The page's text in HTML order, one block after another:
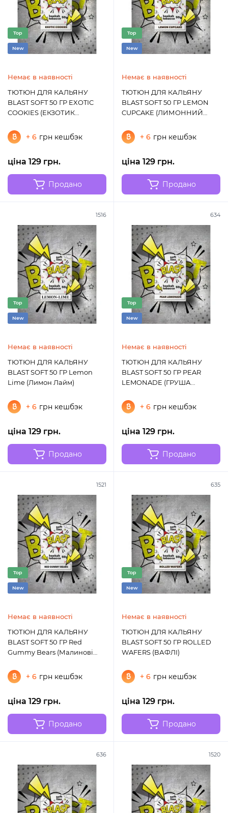
Top
New
Немає в наявності
ТЮТЮН ДЛЯ КАЛЬЯНУ
BLAST SOFT 50 ГР EXOTIC
COOKIES (ЕКЗОТИК
+ 6 грн кешбэк
ціна 129 грн.
Продано
Top
New
Немає в наявності
ТЮТЮН ДЛЯ КАЛЬЯНУ
BLAST SOFT 50 ГР LEMON
CUPCAKE (ЛИМОННИЙ
+ 6 грн кешбэк
ціна 129 грн.
Продано
1516
Top
New
Немає в наявності
ТЮТЮН ДЛЯ КАЛЬЯНУ
BLAST SOFT 50 ГР Lemon
Lime (Лимон Лайм)
+ 6 грн кешбэк
ціна 129 грн.
Продано
634
Top
New
Немає в наявності
ТЮТЮН ДЛЯ КАЛЬЯНУ
BLAST SOFT 50 ГР PEAR
LEMONADE (ГРУША
+ 6 грн кешбэк
ціна 129 грн.
Продано
1521
Top
New
Немає в наявності
ТЮТЮН ДЛЯ КАЛЬЯНУ
BLAST SOFT 50 ГР Red
Gummy Bears (Малинові
+ 6 грн кешбэк
ціна 129 грн.
Продано
635
Top
New
Немає в наявності
ТЮТЮН ДЛЯ КАЛЬЯНУ
BLAST SOFT 50 ГР ROLLED
WAFERS (ВАФЛІ)
+ 6 грн кешбэк
ціна 129 грн.
Продано
636 1520